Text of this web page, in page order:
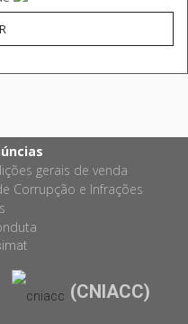
gerais de venda
Corrupção e Infrações
(CNIACC)